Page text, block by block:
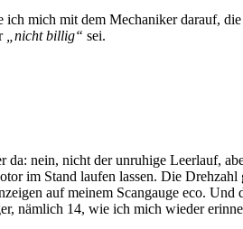
mich mit dem Mechaniker darauf,
„nicht billig“ sei.
da: nein, nicht der unruhige Leerlauf,
im Stand laufen lassen. Die
auf meinem Scangauge eco.
nämlich 14, wie ich mich wieder